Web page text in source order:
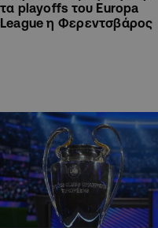
τα playoffs του Europa
League η Φερεντσβάρος